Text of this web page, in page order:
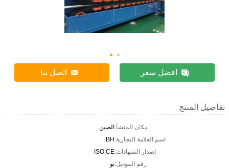
افضل سعر اتصل بنا
تفاصيل المنتج
مكان المنشأ:الصين
اسم العلامة التجارية:BH
إصدار الشهادات:ISO,CE
رقم الموديل:تو